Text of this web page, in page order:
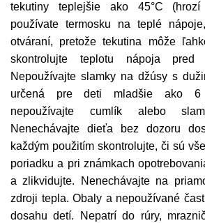
tekutiny teplejšie ako 45°C
používate termosku na teplé
otváraní, pretože tekutina môže
skontrolujte teplotu nápoja pred
Nepoužívajte slamky na džúsy s
určená pre deti mladšie ako 6
nepoužívajte cumlík alebo
Nenechávajte dieťa bez dozoru
každým použitím skontrolujte, či sú
poriadku a pri známkach
a zlikvidujte. Nenechávajte na
zdroji tepla. Obaly a nepoužívané
dosahu detí. Nepatrí do rúry,